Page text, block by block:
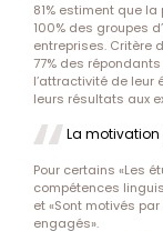
81% estiment que
100% des groupes
entreprises. Critère
77% des
l’attractivité de
leurs résultats aux
La motivation
Pour certains «Les
compétences
et «Sont motivés
engagés».